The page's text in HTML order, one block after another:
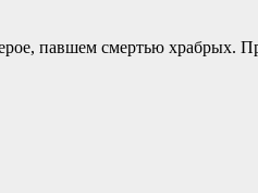
павшем смертью храбрых.